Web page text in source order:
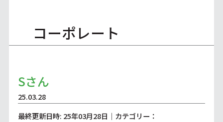
コーポレート
Sさん
25.03.28
最終更新日時: 25年03月28日｜カテゴリー：